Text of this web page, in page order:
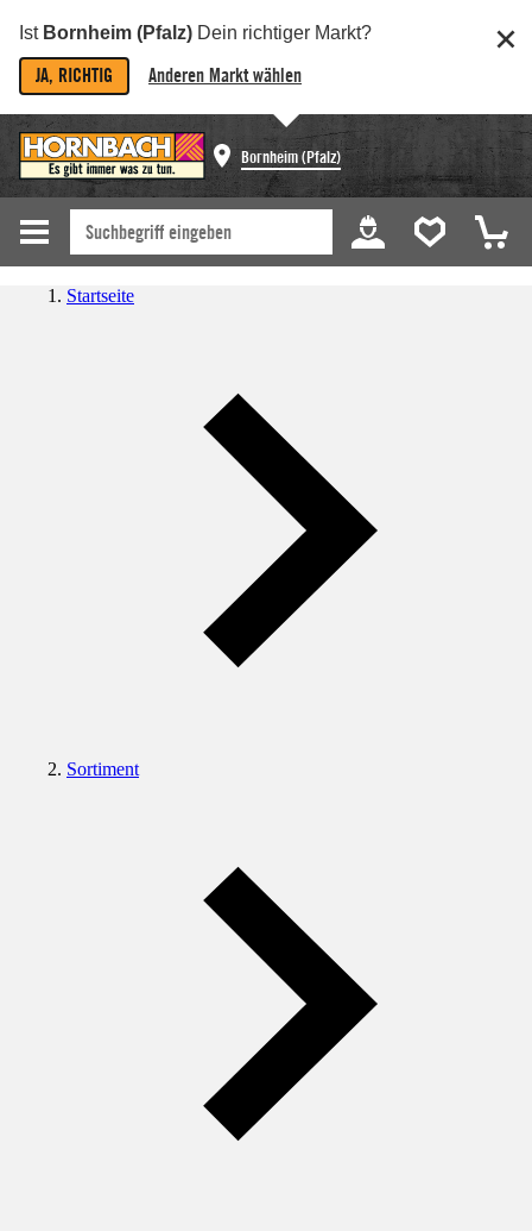
Ist Bornheim (Pfalz) Dein richtiger Markt?
JA, RICHTIG Anderen Markt wählen
Bornheim (Pfalz)
Startseite
Sortiment